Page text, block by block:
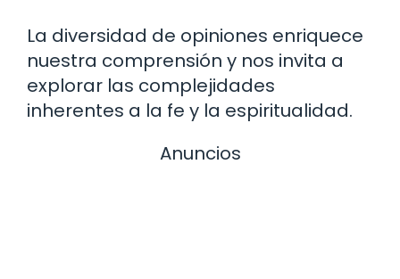
La diversidad de opiniones enriquece
nuestra comprensión y nos invita a
explorar las complejidades
inherentes a la fe y la espiritualidad.
Anuncios